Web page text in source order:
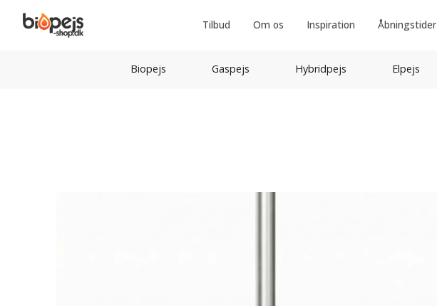
Tilbud Om os Inspiration Åbningstider
Biopejs Gaspejs Hybridpejs Elpejs